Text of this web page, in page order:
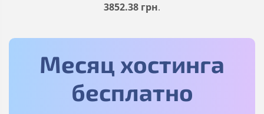
3852.38 грн.
Месяц хостинга
бесплатно